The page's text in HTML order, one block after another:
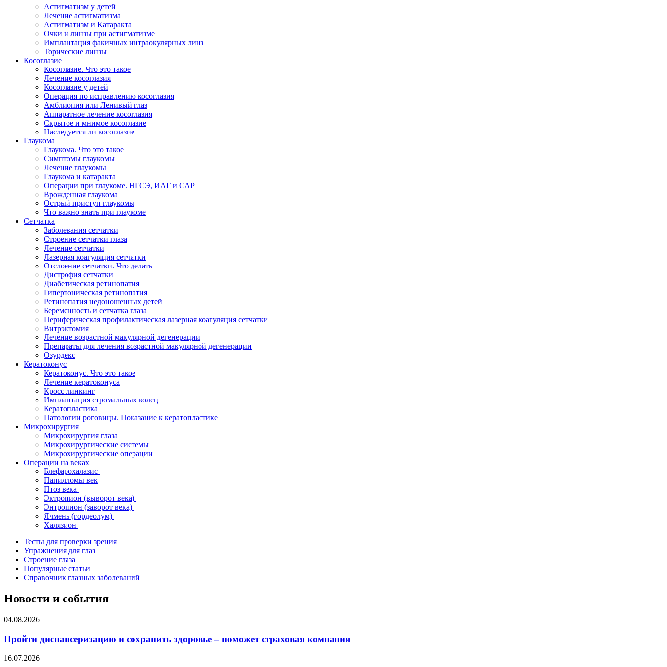
Астигматизм у детей
Лечение астигматизма
Астигматизм и Катаракта
Очки и линзы при астигматизме
Имплантация факичных интраокулярных линз
Торические линзы
Косоглазие
Косоглазие. Что это такое
Лечение косоглазия
Косоглазие у детей
Операция по исправлению косоглазия
Амблиопия или Ленивый глаз
Аппаратное лечение косоглазия
Скрытое и мнимое косоглазие
Наследуется ли косоглазие
Глаукома
Глаукома. Что это такое
Симптомы глаукомы
Лечение глаукомы
Глаукома и катаракта
Операции при глаукоме. НГСЭ, ИАГ и САР
Врожденная глаукома
Острый приступ глаукомы
Что важно знать при глаукоме
Сетчатка
Заболевания сетчатки
Строение сетчатки глаза
Лечение сетчатки
Лазерная коагуляция сетчатки
Отслоение сетчатки. Что делать
Дистрофия сетчатки
Диабетическая ретинопатия
Гипертоническая ретинопатия
Ретинопатия недоношенных детей
Беременность и сетчатка глаза
Периферическая профилактическая лазерная коагуляция сетчатки
Витрэктомия
Лечение возрастной макулярной дегенерации
Препараты для лечения возрастной макулярной дегенерации
Озурдекс
Кератоконус
Кератоконус. Что это такое
Лечение кератоконуса
Кросс линкинг
Имплантация стромальных колец
Кератопластика
Патологии роговицы. Показание к кератопластике
Микрохирургия
Микрохирургия глаза
Микрохирургические системы
Микрохирургические операции
Операции на веках
Блефарохалазис
Папилломы век
Птоз века
Эктропион (выворот века)
Энтропион (заворот века)
Ячмень (гордеолум)
Халязион
Тесты для проверки зрения
Упражнения для глаз
Строение глаза
Популярные статьи
Справочник глазных заболеваний
Новости и события
04.08.2026
Пройти диспансеризацию и сохранить здоровье – поможет страховая компания
16.07.2026